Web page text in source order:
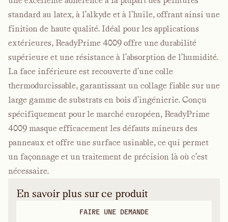
standard au latex, à l'alkyde et à l'huile, offrant ainsi une
finition de haute qualité. Idéal pour les applications
extérieures, ReadyPrime 4009 offre une durabilité
supérieure et une résistance à l'absorption de l'humidité.
La face inférieure est recouverte d'une colle
thermodurcissable, garantissant un collage fiable sur une
large gamme de substrats en bois d'ingénierie. Conçu
spécifiquement pour le marché européen, ReadyPrime
4009 masque efficacement les défauts mineurs des
panneaux et offre une surface usinable, ce qui permet
un façonnage et un traitement de précision là où c'est
nécessaire.
En savoir plus sur ce produit
FAIRE UNE DEMANDE